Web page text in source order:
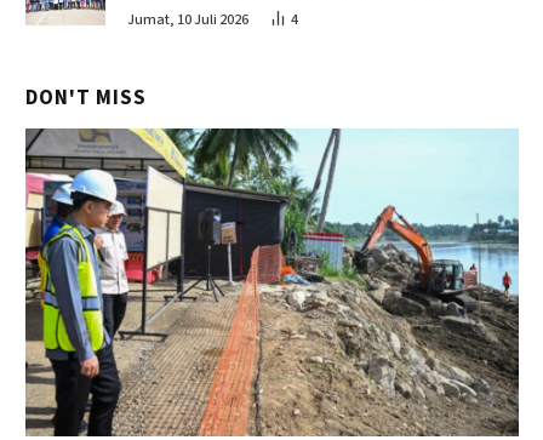
Jumat, 10 Juli 2026 4
DON'T MISS